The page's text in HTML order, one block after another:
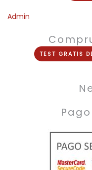
Admin
TEST GRATIS